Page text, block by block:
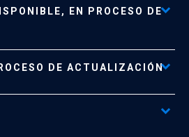
e Información Importante
EN PROCESO DE
No Disponible file_download
DE ACTUALIZACIÓN